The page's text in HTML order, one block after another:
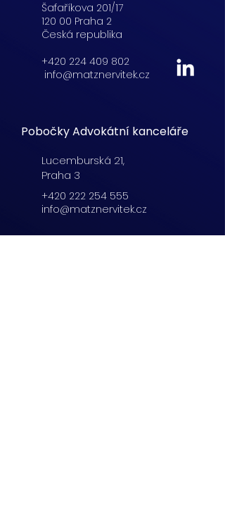
Šafaříkova 201/17
120 00 Praha 2
Česká republika
+420 224 409 802
info@matznervitek.cz
Pobočky Advokátní kanceláře
Lucemburská 21,
Praha 3
+420 222 254 555
info@matznervitek.cz